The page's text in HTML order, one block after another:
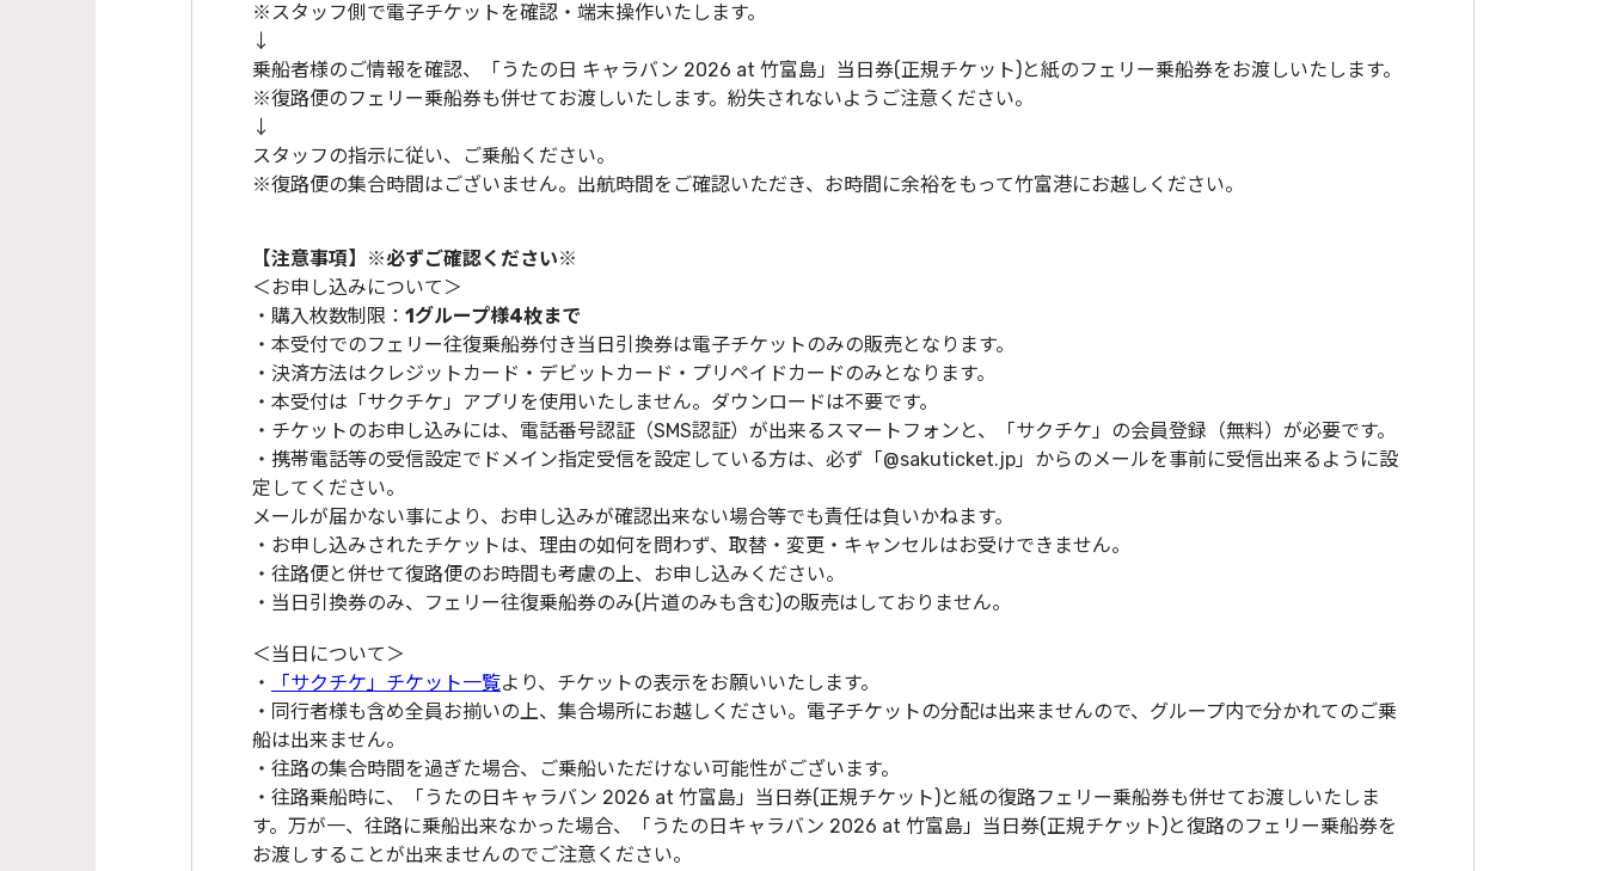
※スタッフ側で電子チケットを確認・端末操作いたします。
↓
乗船者様のご情報を確認、「うたの日 キャラバン 2026 at 竹富島」当日券(正規チケット)と紙のフェリー乗船券をお渡しいたします。
※復路便のフェリー乗船券も併せてお渡しいたします。紛失されないようご注意ください。
↓
スタッフの指示に従い、ご乗船ください。
※復路便の集合時間はございません。出航時間をご確認いただき、お時間に余裕をもって竹富港にお越しください。
【注意事項】※必ずご確認ください※
＜お申し込みについて＞
・購入枚数制限： 1グループ様4枚まで
・本受付でのフェリー往復乗船券付き当日引換券は電子チケットのみの販売となります。
・決済方法はクレジットカード・デビットカード・プリペイドカードのみとなります。
・本受付は「サクチケ」アプリを使用いたしません。ダウンロードは不要です。
・チケットのお申し込みには、電話番号認証（SMS認証）が出来るスマートフォンと、「サクチケ」の会員登録（無料）が必要です。
・携帯電話等の受信設定でドメイン指定受信を設定している方は、必ず「@sakuticket.jp」からのメールを事前に受信出来るように設
定してください。
メールが届かない事により、お申し込みが確認出来ない場合等でも責任は負いかねます。
・お申し込みされたチケットは、理由の如何を問わず、取替・変更・キャンセルはお受けできません。
・往路便と併せて復路便のお時間も考慮の上、お申し込みください。
・当日引換券のみ、フェリー往復乗船券のみ(片道のみも含む)の販売はしておりません。
＜当日について＞
・
「サクチケ」チケット一覧より、チケットの表示をお願いいたします。
・同行者様も含め全員お揃いの上、集合場所にお越しください。電子チケットの分配は出来ませんので、グループ内で分かれてのご乗
船は出来ません。
・往路の集合時間を過ぎた場合、ご乗船いただけない可能性がございます。
・往路乗船時に、「うたの日キャラバン 2026 at 竹富島」当日券(正規チケット)と紙の復路フェリー乗船券も併せてお渡しいたしま
す。万が一、往路に乗船出来なかった場合、「うたの日キャラバン 2026 at 竹富島」当日券(正規チケット)と復路のフェリー乗船券を
お渡しすることが出来ませんのでご注意ください。